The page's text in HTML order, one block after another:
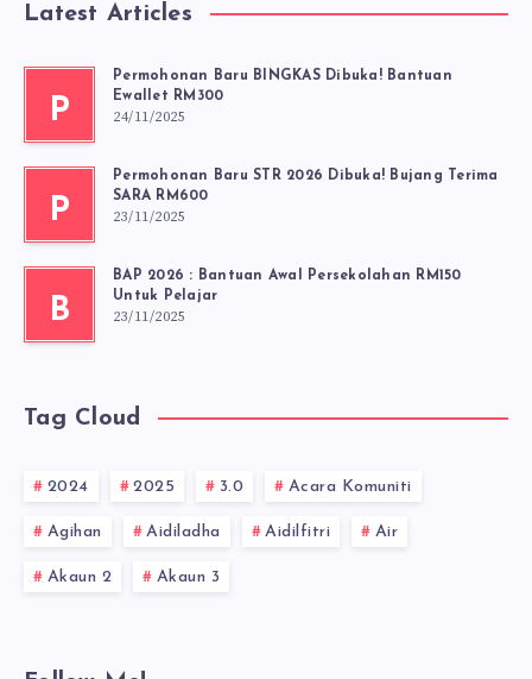
Latest Articles
P
Permohonan Baru BINGKAS Dibuka! Bantuan
Ewallet RM300
24/11/2025
P
Permohonan Baru STR 2026 Dibuka! Bujang Terima
SARA RM600
23/11/2025
B
BAP 2026 : Bantuan Awal Persekolahan RM150
Untuk Pelajar
23/11/2025
Tag Cloud
2024 2025 3.0 Acara Komuniti
Agihan Aidiladha Aidilfitri Air
Akaun 2 Akaun 3